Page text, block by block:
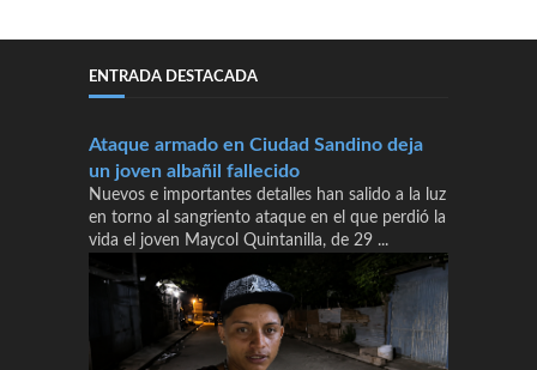
ENTRADA DESTACADA
Ataque armado en Ciudad Sandino deja
un joven albañil fallecido
Nuevos e importantes detalles han salido a la luz
en torno al sangriento ataque en el que perdió la
vida el joven Maycol Quintanilla, de 29 ...